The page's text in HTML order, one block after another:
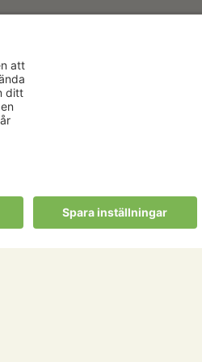
Förbund